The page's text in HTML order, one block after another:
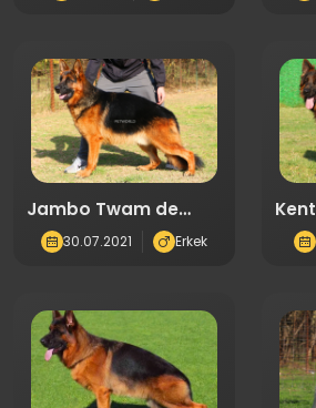
Jambo Twam de
Nura(1231)
30.07.2021 Erkek